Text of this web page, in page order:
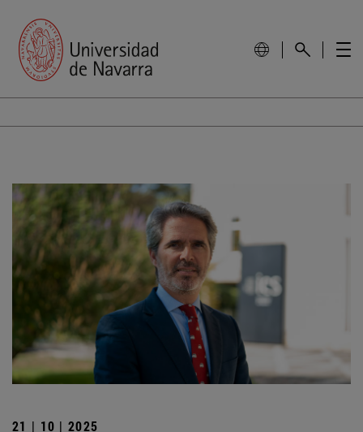
21 | 10 | 2025